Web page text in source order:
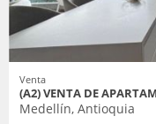
Venta
(A2) VENTA DE
Medellín, Antioquia